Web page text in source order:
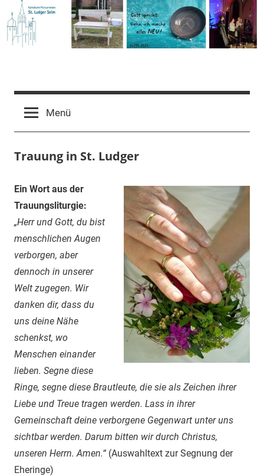
Inhalt
springen
Pfarrgemeinde
St.
Ludger
Selm
Menü
Trauung in St. Ludger
Ein Wort aus der
Trauungsliturgie:
„Herr und Gott, du bist
menschlichen Augen
verborgen, aber
dennoch in unserer
Welt zugegen. Wir
danken dir, dass du
uns deine Nähe
schenkst, wo
Menschen einander
lieben. Segne diese
Ringe, segne diese Brautleute, die sie als Zeichen ihrer
Liebe und Treue tragen werden. Lass in ihrer
Gemeinschaft deine verborgene Gegenwart unter uns
sichtbar werden. Darum bitten wir durch Christus,
unseren Herrn. Amen.“ (Auswahltext zur Segnung der
Eheringe)